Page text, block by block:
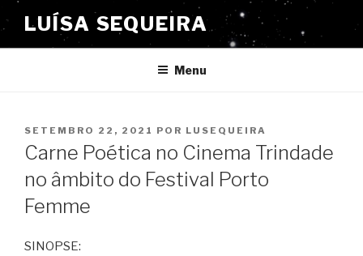
para
o
LUÍSA SEQUEIRA
Menu
PUBLICADO
EM
SETEMBRO 22, 2021 POR LUSEQUEIRA
Carne Poética no Cinema Trindade
no âmbito do Festival Porto
Femme
SINOPSE: